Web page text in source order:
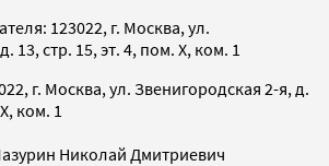
123022, г. Москва, ул.
13, стр. 15, эт. 4, пом. X, ком. 1
г. Москва, ул. Звенигородская 2-я, д.
ком. 1
Николай Дмитриевич